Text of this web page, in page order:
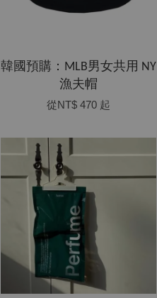
韓國預購：MLB男女共用 NY
漁夫帽
從NT$ 470 起